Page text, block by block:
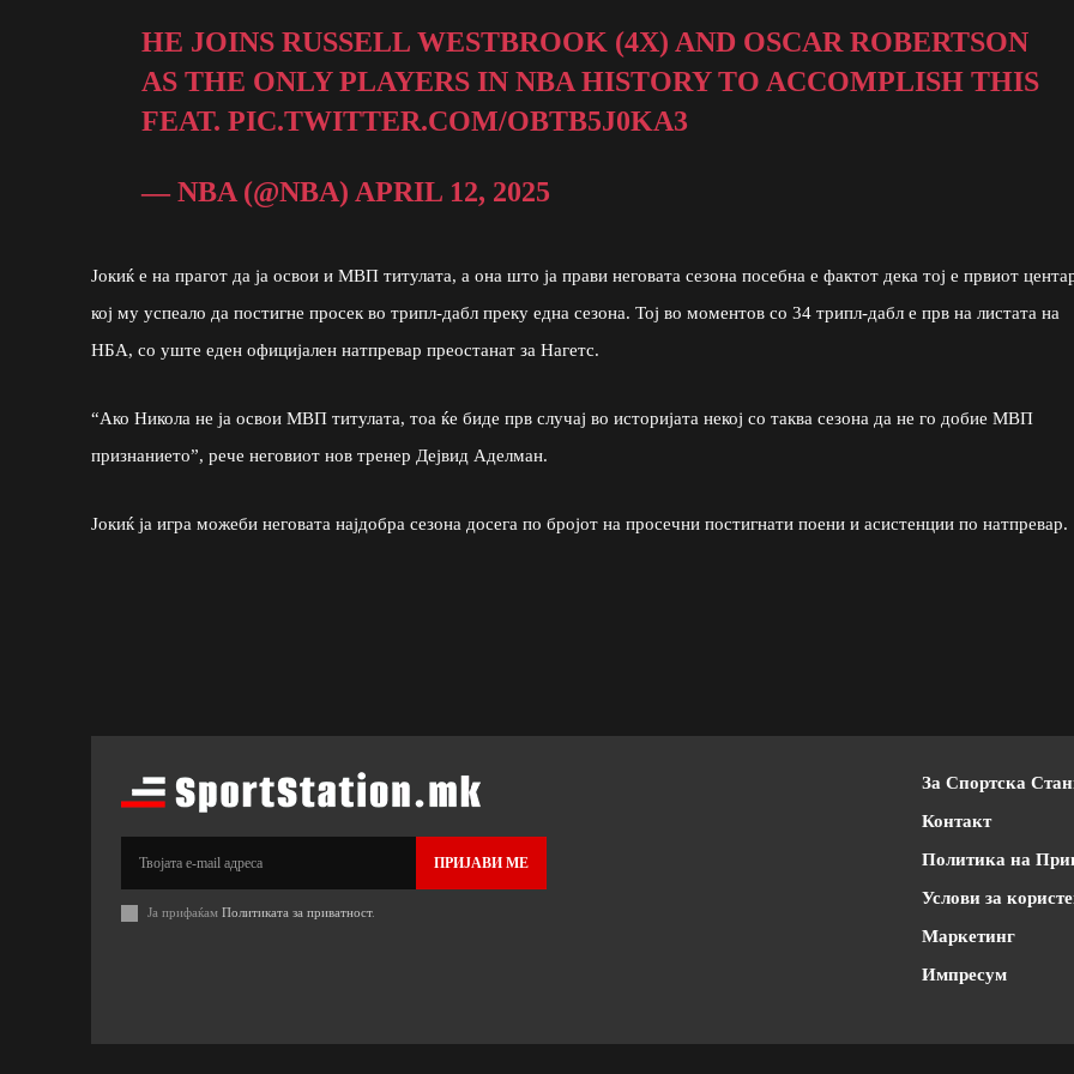
HE JOINS RUSSELL WESTBROOK (4X) AND OSCAR ROBERTSON
AS THE ONLY PLAYERS IN NBA HISTORY TO ACCOMPLISH THIS
FEAT.PIC.TWITTER.COM/OBTB5J0KA3
— NBA (@NBA) APRIL 12, 2025
Јокиќ е на прагот да ја освои и МВП титулата, а она што ја прави неговата сезона посебна е фактот дека тој е првиот
кој му успеало да постигне просек во трипл-дабл преку една сезона. Тој во моментов со 34 трипл-дабл е прв на листата на
НБА, со уште еден официјален натпревар преостанат за Нагетс.
“Ако Никола не ја освои МВП титулата, тоа ќе биде прв случај во историјата некој со таква сезона да не го добие МВП
признанието”, рече неговиот нов тренер Дејвид Аделман.
Јокиќ ја игра можеби неговата најдобра сезона досега по бројот на просечни постигнати поени и асистенции по натпревар.
ПРИЈАВИ МЕ
Ја прифаќам Политиката за приватност.
За Спортска
Контакт
Политика на
Услови за
Маркетинг
Импресум